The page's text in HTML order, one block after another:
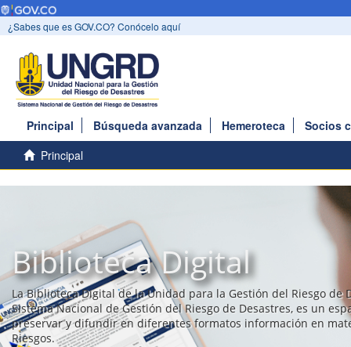
¿Sabes que es GOV.CO? Conócelo aquí
Principal Búsqueda avanzada Hemeroteca
Socios
Principal
Biblioteca Digital
La Biblioteca Digital de la Unidad para la Gestión del Riesgo de
Sistema Nacional de Gestión del Riesgo de Desastres, es un
preservar y difundir en diferentes formatos información en
Riesgos.